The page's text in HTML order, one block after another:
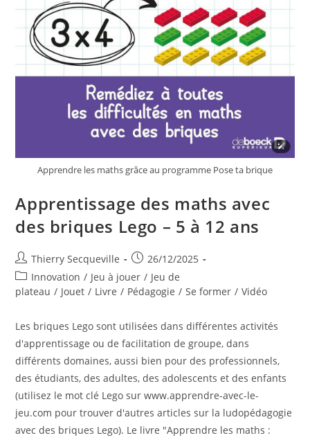
Apprendre les maths grâce au programme Pose ta brique
Apprentissage des maths avec
des briques Lego – 5 à 12 ans
Auteur/autrice
de
la
Thierry Secqueville
Publication
publiée :
26/12/2025
Post
category:
Innovation / Jeu à jouer / Jeu de
plateau / Jouet / Livre / Pédagogie / Se former / Vidéo
Les briques Lego sont utilisées dans différentes activités
d'apprentissage ou de facilitation de groupe, dans
différents domaines, aussi bien pour des professionnels,
des étudiants, des adultes, des adolescents et des enfants
(utilisez le mot clé Lego sur www.apprendre-avec-le-
jeu.com pour trouver d'autres articles sur la ludopédagogie
avec des briques Lego). Le livre "Apprendre les maths :